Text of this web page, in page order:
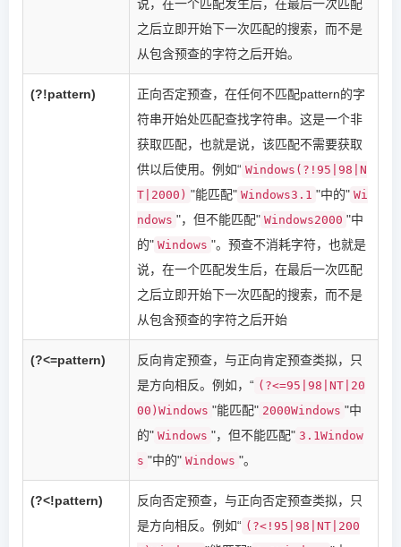
说，在一个匹配发生后，在最后一次匹配
之后立即开始下一次匹配的搜索，而不是
从包含预查的字符之后开始。
(?!pattern)
正向否定预查，在任何不匹配pattern的字
符串开始处匹配查找字符串。这是一个非
获取匹配，也就是说，该匹配不需要获取
供以后使用。例如“ Windows(?!95|98|N
T|2000) "能匹配" Windows3.1 "中的" Wi
ndows "，但不能匹配" Windows2000 "中
的" Windows "。预查不消耗字符，也就是
说，在一个匹配发生后，在最后一次匹配
之后立即开始下一次匹配的搜索，而不是
从包含预查的字符之后开始
(?<=pattern)
反向肯定预查，与正向肯定预查类拟，只
是方向相反。例如，“ (?<=95|98|NT|20
00)Windows "能匹配" 2000Windows "中
的" Windows "，但不能匹配" 3.1Window
s "中的" Windows "。
(?<!pattern)
反向否定预查，与正向否定预查类拟，只
是方向相反。例如“ (?<!95|98|NT|200